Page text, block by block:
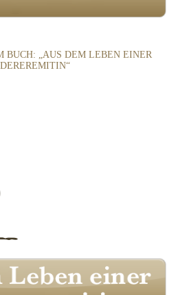
BUCH: „AUS DEM LEBEN EINER